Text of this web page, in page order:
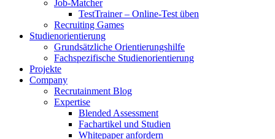
Job-Matcher
TestTrainer – Online-Test üben
Recruiting Games
Studienorientierung
Grundsätzliche Orientierungshilfe
Fachspezifische Studienorientierung
Projekte
Company
Recrutainment Blog
Expertise
Blended Assessment
Fachartikel und Studien
Whitepaper anfordern